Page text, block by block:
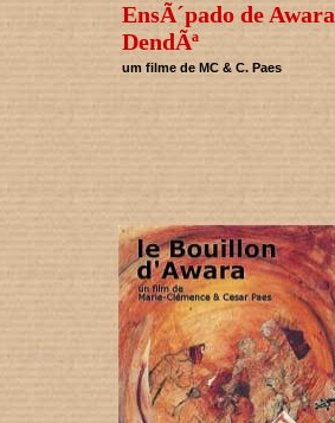
EnsÃ´pado de Awara
DendÃª
um filme de MC & C. Paes